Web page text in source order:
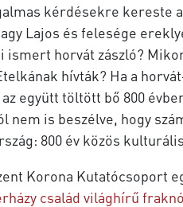
kérdésekre kereste
Lajos és felesége
ismert horvát zászló?
hívták? Ha a
együtt töltött bő 800
nem is beszélve, hogy
800 év közös
Korona Kutatócsoport
család világhírű